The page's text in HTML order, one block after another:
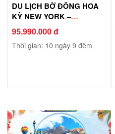
DU LỊCH BỜ ĐÔNG HOA
KỲ NEW YORK –
WASHINGTON D.C –
NIAGARA FALL – ALBANY
– BOSTON
95.990.000 đ
Thời gian: 10 ngày 9 đêm